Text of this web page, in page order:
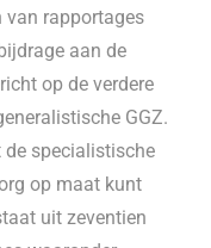
van rapportages
aan de
op de verdere
GGZ.
specialistische
op maat kunt
uit zeventien